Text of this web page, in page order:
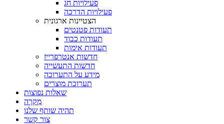
פעילויות חג
פעילויות הדרכה
הצטיינות ארגונית
תעודות פטנטים
תעודות כבוד
תעודות אימות
חדשות אנטרפרייז
חדשות התעשייה
מידע על התערוכה
תערוכת מוצרים
שאלות נפוצות
מִקרֶה
תהיה שותף שלנו
צור קשר